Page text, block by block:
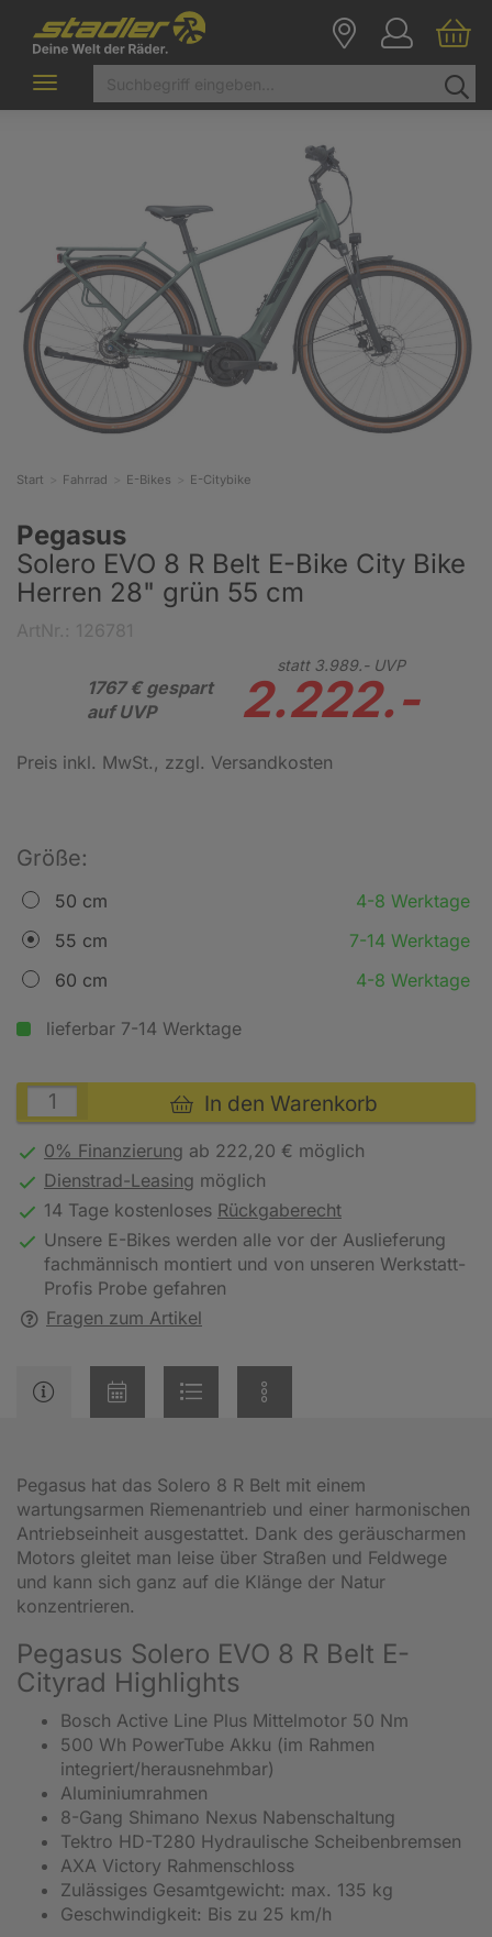
Toggle
navigation
Start Fahrrad E-Bikes E-Citybike
Pegasus
Solero EVO 8 R Belt E-Bike City Bike
Herren 28" grün 55 cm
1767 € gespart
auf UVP
statt 3.989.-UVP
2.222.-
Preis inkl. MwSt. , zzgl. Versandkosten
Größe:
50 cm
4-8 Werktage
55 cm
7-14 Werktage
60 cm
4-8 Werktage
lieferbar 7-14 Werktage
In den Warenkorb
0% Finanzierung ab 222,20 € möglich
Dienstrad-Leasing möglich
14 Tage kostenloses Rückgaberecht
Unsere E-Bikes werden alle vor der Auslieferung
fachmännisch montiert und von unseren Werkstatt-
Profis Probe gefahren
Fragen zum Artikel
Pegasus hat das Solero 8 R Belt mit einem
wartungsarmen Riemenantrieb und einer harmonischen
Antriebseinheit ausgestattet. Dank des geräuscharmen
Motors gleitet man leise über Straßen und Feldwege
und kann sich ganz auf die Klänge der Natur
konzentrieren.
Pegasus Solero EVO 8 R Belt E-
Cityrad Highlights
Bosch Active Line Plus Mittelmotor 50 Nm
500 Wh PowerTube Akku (im Rahmen
integriert/herausnehmbar)
Aluminiumrahmen
8-Gang Shimano Nexus Nabenschaltung
Tektro HD-T280 Hydraulische Scheibenbremsen
AXA Victory Rahmenschloss
Zulässiges Gesamtgewicht: max. 135 kg
Geschwindigkeit: Bis zu 25 km/h